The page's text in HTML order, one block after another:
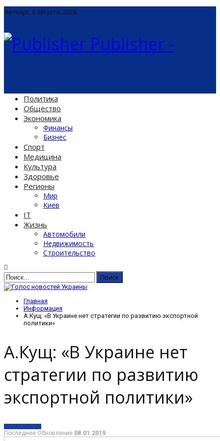
Четверг, 6 августа, 2026
Publisher -
Политика
Общество
Экономика
Финансы
Бизнес
Спорт
Медицина
Культура
Здоровье
Регионы
Мир
Киев
IT
Жизнь
Автомобили
Недвижимость
Строительство
Главная
Информация
А.Кущ: «В Украине нет стратегии по развитию экспортной
политики»
А.Кущ: «В Украине нет
стратегии по развитию
экспортной политики»
Последнее Обновление 08.01.2019